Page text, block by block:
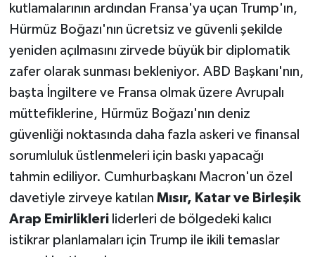
kutlamalarının ardından Fransa'ya uçan Trump'ın,
Hürmüz Boğazı'nın ücretsiz ve güvenli şekilde
yeniden açılmasını zirvede büyük bir diplomatik
zafer olarak sunması bekleniyor. ABD Başkanı'nın,
başta İngiltere ve Fransa olmak üzere Avrupalı
müttefiklerine, Hürmüz Boğazı'nın deniz
güvenliği noktasında daha fazla askeri ve finansal
sorumluluk üstlenmeleri için baskı yapacağı
tahmin ediliyor. Cumhurbaşkanı Macron'un özel
davetiyle zirveye katılan Mısır, Katar ve Birleşik
Arap Emirlikleriliderleri de bölgedeki kalıcı
istikrar planlamaları için Trump ile ikili temaslar